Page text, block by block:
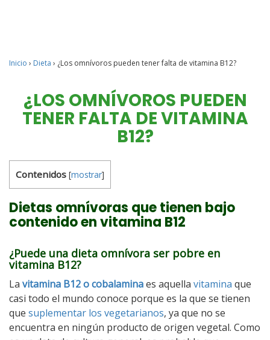
Inicio › Dieta › ¿Los omnívoros pueden tener falta de vitamina B12?
¿LOS OMNÍVOROS PUEDEN
TENER FALTA DE VITAMINA
B12?
Contenidos [mostrar]
Dietas omnívoras que tienen bajo
contenido en vitamina B12
¿Puede una dieta omnívora ser pobre en
vitamina B12?
La vitamina B12 o cobalaminaes aquella vitamina que
casi todo el mundo conoce porque es la que se tienen
que suplementar los vegetarianos, ya que no se
encuentra en ningún producto de origen vegetal. Como